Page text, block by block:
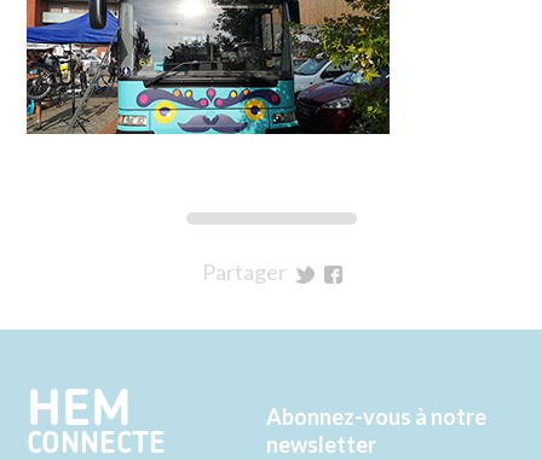
Partager
Twitter
Facebook
HEM
CONNECTE
Abonnez-vous à notre
newsletter